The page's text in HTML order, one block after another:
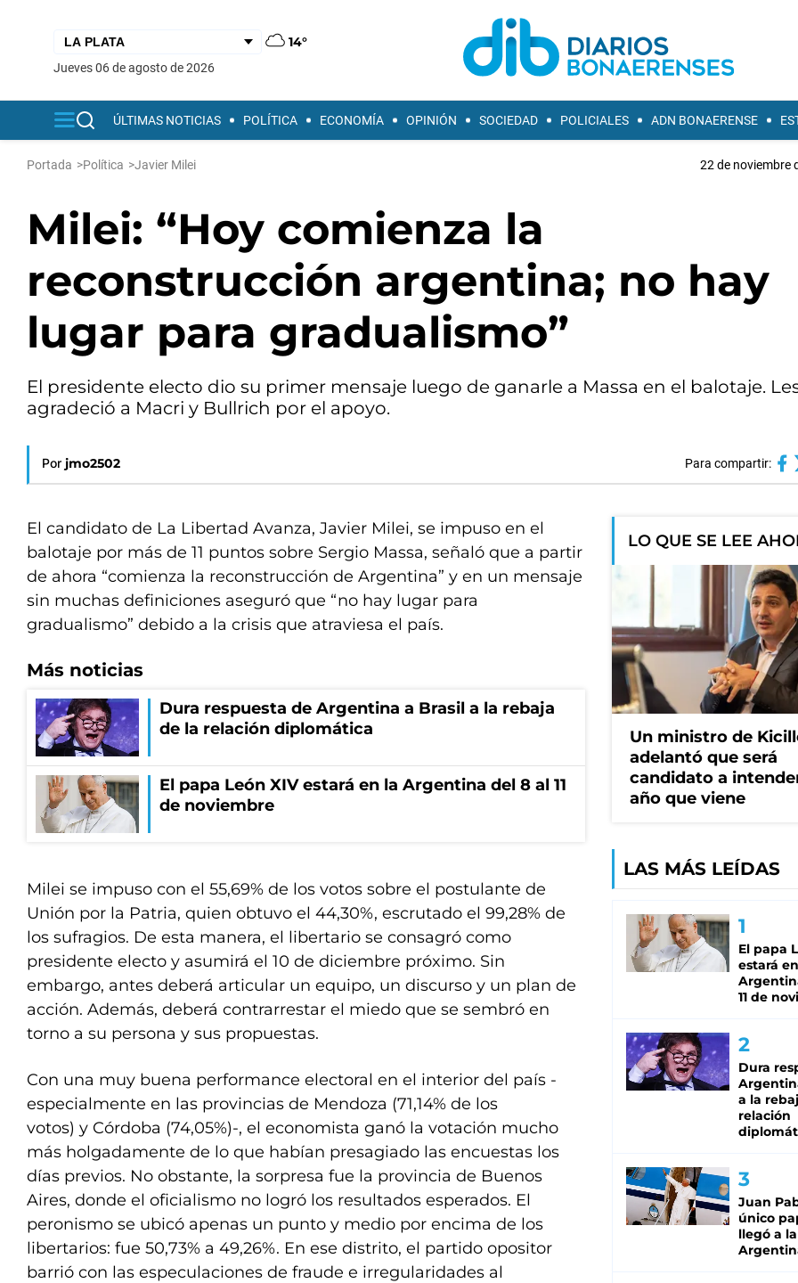
14°
jueves 06 de agosto de 2026
ÚLTIMAS NOTICIAS POLÍTICA ECONOMÍA OPINIÓN SOCIEDAD POLICIALES ADN BONAERENSE
Portada >Política >Javier Milei 22 de noviembre
Milei: “Hoy comienza la
reconstrucción argentina; no hay
lugar para gradualismo”
El presidente electo dio su primer mensaje luego de ganarle a Massa en el balotaje.
agradeció a Macri y Bullrich por el apoyo.
Por jmo2502 Para compartir:
El candidato de La Libertad Avanza, Javier Milei, se impuso en el
balotaje por más de 11 puntos sobre Sergio Massa, señaló que a partir
de ahora “comienza la reconstrucción de Argentina” y en un mensaje
sin muchas definiciones aseguró que “no hay lugar para
gradualismo” debido a la crisis que atraviesa el país.
Más noticias
Dura respuesta de Argentina a Brasil a la rebaja
de la relación diplomática
El papa León XIV estará en la Argentina del 8 al 11
de noviembre
Milei se impuso con el 55,69% de los votos sobre el postulante de
Unión por la Patria, quien obtuvo el 44,30%, escrutado el 99,28% de
los sufragios. De esta manera, el libertario se consagró como
presidente electo y asumirá el 10 de diciembre próximo. Sin
embargo, antes deberá articular un equipo, un discurso y un plan de
acción. Además, deberá contrarrestar el miedo que se sembró en
torno a su persona y sus propuestas.
Con una muy buena performance electoral en el interior del país -
especialmente en las provincias de Mendoza (71,14% de los
votos) y Córdoba (74,05%)-, el economista ganó la votación mucho
más holgadamente de lo que habían presagiado las encuestas los
días previos. No obstante, la sorpresa fue la provincia de Buenos
Aires, donde el oficialismo no logró los resultados esperados. El
peronismo se ubicó apenas un punto y medio por encima de los
libertarios: fue 50,73% a 49,26%. En ese distrito, el partido opositor
barrió con las especulaciones de fraude e irregularidades al
LO QUE SE LEE
Un ministro de
adelantó que será
candidato a
año que viene
LAS MÁS LEÍDAS
El papa
estará
11 de
Dura
a la
relación
Juan
único
llegó a la